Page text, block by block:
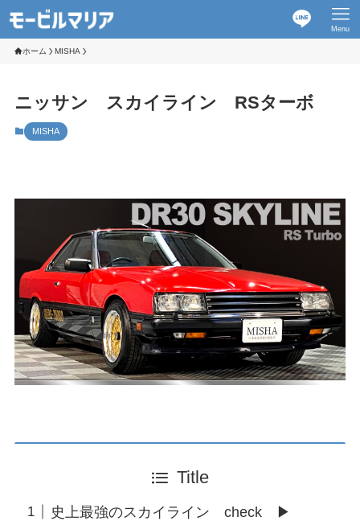
Menu
ホーム MISHA
ニッサン スカイライン RSターボ
MISHA
Title
史上最強のスカイライン check ▶